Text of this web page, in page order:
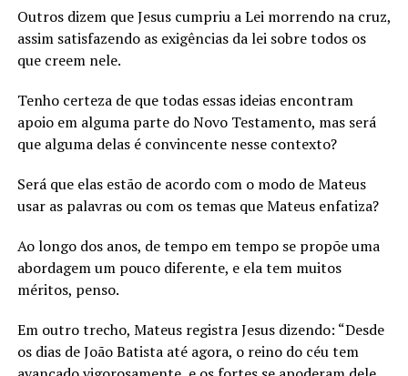
Outros dizem que Jesus cumpriu a Lei morrendo na cruz,
assim satisfazendo as exigências da lei sobre todos os
que creem nele.
Tenho certeza de que todas essas ideias encontram
apoio em alguma parte do Novo Testamento, mas será
que alguma delas é convincente nesse contexto?
Será que elas estão de acordo com o modo de Mateus
usar as palavras ou com os temas que Mateus enfatiza?
Ao longo dos anos, de tempo em tempo se propõe uma
abordagem um pouco diferente, e ela tem muitos
méritos, penso.
Em outro trecho, Mateus registra Jesus dizendo: “Desde
os dias de João Batista até agora, o reino do céu tem